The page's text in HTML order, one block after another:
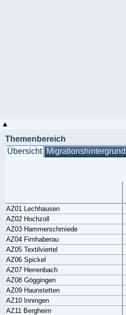
Themenbereich
Übersicht Migrationshintergrund
AZ01 Lechhausen
AZ02 Hochzoll
AZ03 Hammerschmiede
AZ04 Firnhaberau
AZ05 Textilviertel
AZ06 Spickel
AZ07 Herrenbach
AZ08 Göggingen
AZ09 Haunstetten
AZ10 Inningen
AZ11 Bergheim